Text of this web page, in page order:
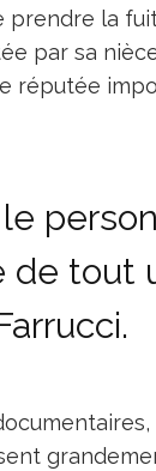
prendre la
par sa
réputée
de tout